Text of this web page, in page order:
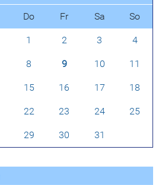
Do Fr Sa So
1 2 3 4
8 9 10 11
15 16 17 18
22 23 24 25
29 30 31